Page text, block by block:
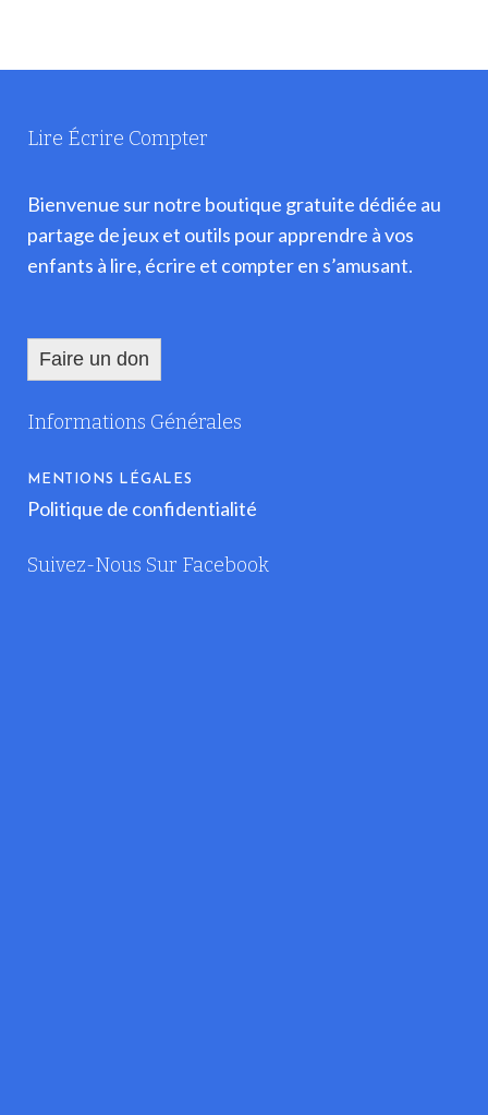
Lire Écrire Compter
Bienvenue sur notre boutique gratuite dédiée au
partage de jeux et outils pour apprendre à vos
enfants à lire, écrire et compter en s’amusant.
Faire un don
Informations Générales
MENTIONS LÉGALES
Politique de confidentialité
Suivez-Nous Sur Facebook